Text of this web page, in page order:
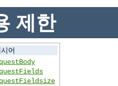
제한
어